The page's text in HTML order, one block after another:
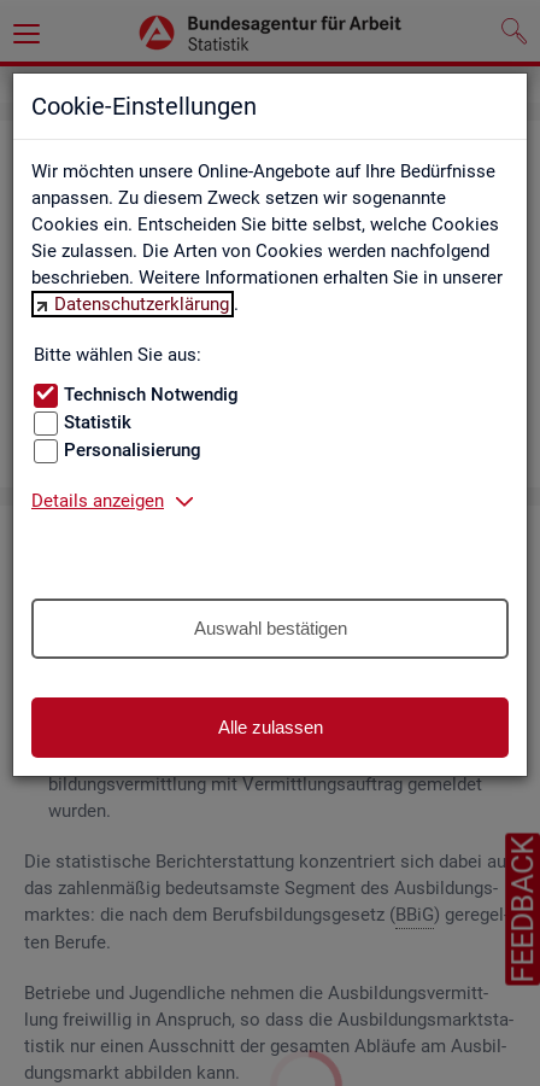
Cookie-Einstellungen
Wir möchten unsere Online-Angebote auf Ihre Bedürfnisse
anpassen. Zu diesem Zweck setzen wir sogenannte
Cookies ein. Entscheiden Sie bitte selbst, welche Cookies
Sie zulassen. Die Arten von Cookies werden nachfolgend
beschrieben. Weitere Informationen erhalten Sie in unserer
Datenschutzerklärung .
Bitte wählen Sie aus:
Technisch Notwendig
Statistik
Personalisierung
Details anzeigen
Auswahl bestätigen
Alle zulassen
Aus­bil­dungs­markt
Das Da­sh­board zeigt die wich­tigs­ten Daten zum Aus­bil­dungs­
markt in in­ter­ak­ti­ven Gra­fi­ken und Ta­bel­len. Für Deutsch­land,
Län­der, Krei­se, Agen­tur­be­zir­ke und Ar­beits­markt­re­gio­nen bil­
det es ge­mel­de­te Be­wer­be­rin­nen und Be­wer­ber sowie Be­rufs­
aus­bil­dungs­stel­len nach ge­frag­ten Merk­ma­len ab, bei­spiels­
wei­se Be­ru­fe. Neue Daten gibt es mo­nat­lich für März bis Sep­
DieAus­bil­dungs­markt­sta­tis­tik be­rich­tet über
Be­wer­be­rin­nen und Be­wer­ber für Be­rufs­aus­bil­
der Agen­tu­ren für Ar­beit undJob­cen­terzum Aus­bil­dungs­
markt in An­spruch neh­men, sowie
Be­rufs­aus­bil­dungs­stel­len, die beiAAundJCfür die Aus­
bil­dungs­ver­mitt­lung mit Ver­mitt­lungs­auf­trag ge­mel­det
wur­den.
Die sta­tis­ti­sche Be­richt­erstat­tung kon­zen­triert sich dabei auf
das zah­len­mä­ßig be­deut­sams­te Seg­ment des Aus­bil­dungs­
mark­tes: die nach dem Be­rufs­bil­dungs­ge­setz (BBiG) ge­re­gel­
ten Be­ru­fe.
Be­trie­be und Ju­gend­li­che neh­men die Aus­bil­dungs­ver­mitt­
lung frei­wil­lig in An­spruch, so dass die Aus­bil­dungs­markt­sta­
tis­tik nur einen Aus­schnitt der ge­sam­ten Ab­läu­fe am Aus­bil­
dungs­markt ab­bil­den kann.
FEEDBACK